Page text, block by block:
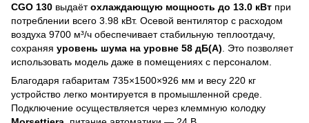
CGO 130 выдаётохлаждающую мощность до 13.0 кВт при
потреблении всего 3.98 кВт. Осевой вентилятор с расходом
воздуха 9700 м³/ч обеспечивает стабильную теплоотдачу,
сохраняя уровень шума на уровне 58 дБ(А) . Это позволяет
использовать модель даже в помещениях с персоналом.
Благодаря габаритам 735×1500×926 мм и весу 220 кг
устройство легко монтируется в промышленной среде.
Подключение осуществляется через клеммную колодку